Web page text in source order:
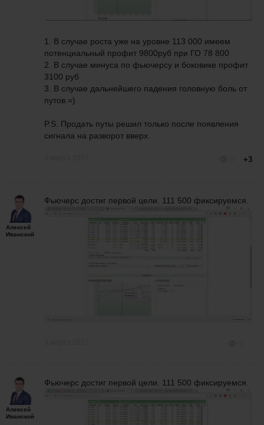
1. В случае роста уже на уровне 113 000 имеем
потенциальный профит 9800руб при ГО 78 800
2. В случае минуса по фьючерсу и боковике профит
3100 руб
3. В случае дальнейшего падения головную боль от
путов.=)
P.S. Продать путы решил только после появления
сигнала на разворот вверх.
+3
Алексей
Иванской
Фьючерс достиг первой цели. 111 500 фиксируемся.
Алексей
Иванской
Фьючерс достиг первой цели. 111 500 фиксируемся.